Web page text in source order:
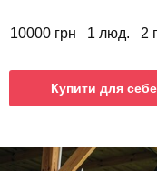
10000 грн 1 люд. 2
Купити для себе